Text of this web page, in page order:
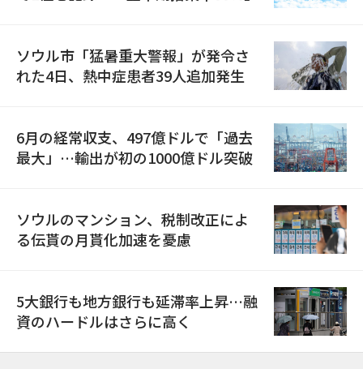
ソウル市「猛暑重大警報」が発令さ
れた4日、熱中症患者39人追加発生
6月の経常収支、497億ドルで「過去
最大」…輸出が初の1000億ドル突破
ソウルのマンション、税制改正によ
る伝貰の月貰化加速を憂慮
5大銀行も地方銀行も延滞率上昇…融
資のハードルはさらに高く